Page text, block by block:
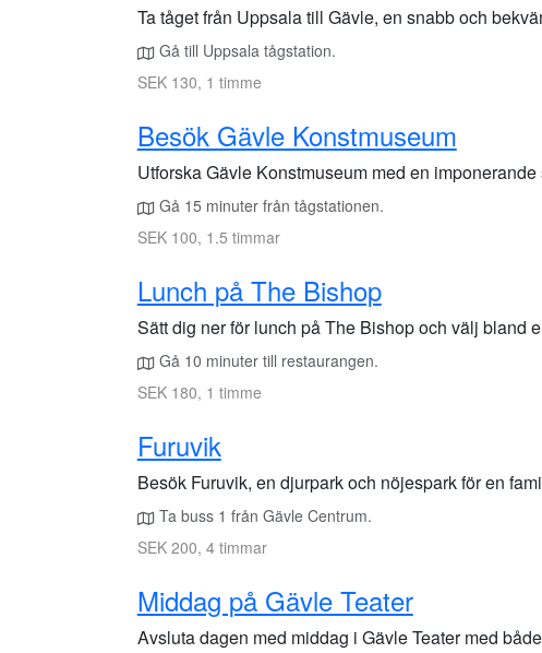
Ta tåget från Uppsala till Gävle, en snabb och
Gå till Uppsala tågstation.
SEK 130, 1 timme
Besök Gävle Konstmuseum
Utforska Gävle Konstmuseum med en
Gå 15 minuter från tågstationen.
SEK 100, 1.5 timmar
Lunch på The Bishop
Sätt dig ner för lunch på The Bishop och välj bland
Gå 10 minuter till restaurangen.
SEK 180, 1 timme
Furuvik
Besök Furuvik, en djurpark och nöjespark för en
Ta buss 1 från Gävle Centrum.
SEK 200, 4 timmar
Middag på Gävle Teater
Avsluta dagen med middag i Gävle Teater med